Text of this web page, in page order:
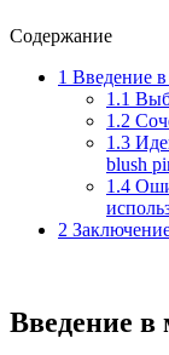
Содержание
1 Введение
1.1
1.2
1.3
blush
1.4
2
Введение в